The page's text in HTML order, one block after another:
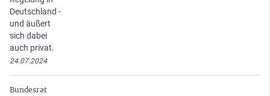
Deutschland -
und äußert
sich dabei
auch privat.
24.07.2024
Bundesrat